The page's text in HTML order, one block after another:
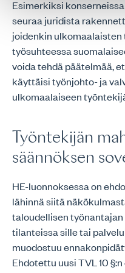
Esimerkiksi
seuraa juridista
joidenkin
työsuhteessa
voida tehdä päätelmää,
käyttäisi työnjohto- ja
ulkomaalaiseen
Työntekijän
säännöksen
HE-luonnoksessa on
lähinnä siitä
taloudellisen
tilanteissa sille tai
muodostuu
Ehdotettu uusi TVL 10